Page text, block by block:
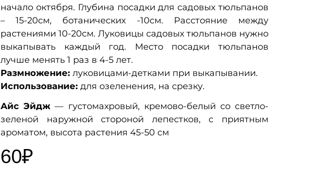
начало октября. Глубина посадки для садовых тюльпанов
– 15-20см, ботанических -10см. Расстояние между
растениями 10-20см. Луковицы садовых тюльпанов нужно
выкапывать каждый год. Место посадки тюльпанов
лучше менять 1 раз в 4-5 лет.
Размножение: луковицами-детками при выкапывании.
Использование: для озеленения, на срезку.
Айс Эйдж — густомахровый, кремово-белый со светло-
зеленой наружной стороной лепестков, с приятным
ароматом, высота растения 45-50 см
60₽